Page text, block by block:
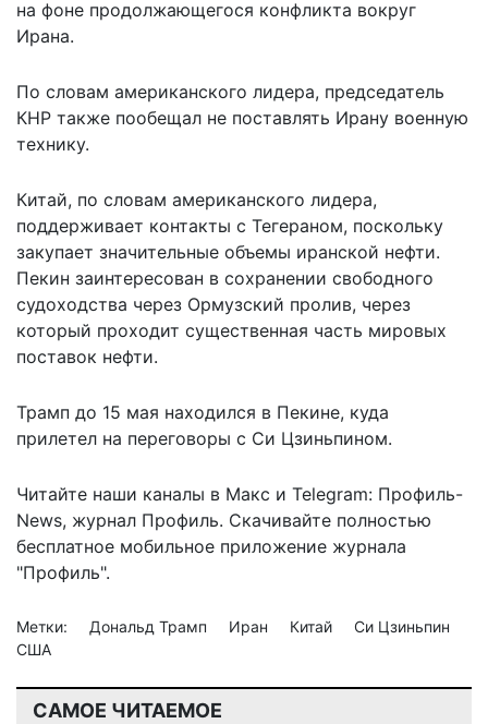
на фоне продолжающегося конфликта вокруг
Ирана.
По словам американского лидера, председатель
КНР также пообещал не поставлять Ирану военную
технику.
Китай, по словам американского лидера,
поддерживает контакты с Тегераном, поскольку
закупает значительные объемы иранской нефти.
Пекин заинтересован в сохранении свободного
судоходства через Ормузский пролив, через
который проходит существенная часть мировых
поставок нефти.
Трамп до 15 мая находился в Пекине, куда
прилетел на переговоры с Си Цзиньпином.
Читайте наши каналы в Макс и Telegram: Профиль-
News, журнал Профиль. Скачивайте полностью
бесплатное мобильное приложение журнала
"Профиль".
Метки: Дональд Трамп Иран Китай
Си Цзиньпин
США
САМОЕ ЧИТАЕМОЕ